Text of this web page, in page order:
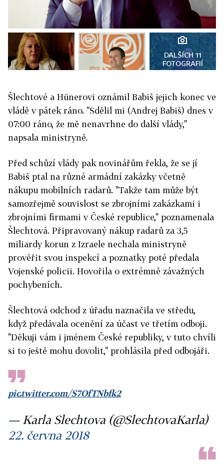
DALŠÍCH 11
FOTOGRAFIÍ
Šlechtové a Hünerovi oznámil Babiš jejich konec ve
vládě v pátek ráno. "Sdělil mi (Andrej Babiš) dnes v
07:00 ráno, že mě nenavrhne do další vlády,"
napsala ministryně.
Před schůzí vlády pak novinářům řekla, že se jí
Babiš ptal na různé armádní zakázky včetně
nákupu mobilních radarů. "Takže tam může být
samozřejmě souvislost se zbrojními zakázkami i
zbrojními firmami v České republice," poznamenala
Šlechtová. Připravovaný nákup radarů za 3,5
miliardy korun z Izraele nechala ministryně
prověřit svou inspekcí a poznatky poté předala
Vojenské policii. Hovořila o extrémně závažných
pochybeních.
Šlechtová odchod z úřadu naznačila ve středu,
když předávala ocenění za účast ve třetím odboji.
"Děkuji vám i jménem České republiky, v tuto chvíli
si to ještě mohu dovolit," prohlásila před odbojáři.
pic.twitter.com/S7OfTNbfk2
— Karla Slechtova (@SlechtovaKarla)
22. června 2018